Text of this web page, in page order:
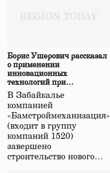
Борис Ушерович рассказал
о применении
инновационных
технологий при
строительстве нового моста
в Забайкалье
В Забайкалье
компанией
«Бамстроймеханизация»
(входит в группу
компаний 1520)
завершено
строительство нового…